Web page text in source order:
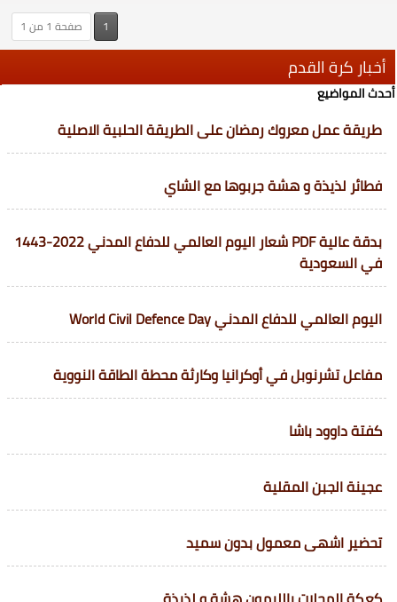
صفحة 1 من 1 1
أخبار كرة القدم
أحدث المواضيع
طريقة عمل معروك رمضان على الطريقة الحلبية الاصلية
فطائر لذيذة و هشة جربوها مع الشاي
بدقة عالية PDF شعار اليوم العالمي للدفاع المدني 2022-1443
في السعودية
اليوم العالمي للدفاع المدني World Civil Defence Day
مفاعل تشرنوبل في أوكرانيا وكارثة محطة الطاقة النووية
كفتة داوود باشا
عجينة الجبن المقلية
تحضير اشهى معمول بدون سميد